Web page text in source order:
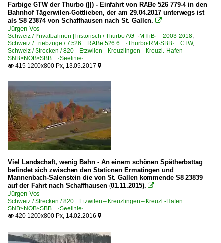
Farbige GTW der Thurbo (||) - Einfahrt von RABe 526 779-4 in den
Bahnhof Tägerwilen-Gottlieben, der am 29.04.2017 unterwegs ist
als S8 23874 von Schaffhausen nach St. Gallen. 
Jürgen Vos
Schweiz / Privatbahnen | historisch / Thurbo AG ·MThB· 2003-2018,
Schweiz / Triebzüge / 7 526 RABe 526.6 ·Thurbo·RM·SBB· GTW,
Schweiz / Strecken / 820 Etzwilen – Kreuzlingen – Kreuzl.-Hafen
SNB>NOB>SBB ·Seelinie·
 415 1200x800 Px, 13.05.2017 
Viel Landschaft, wenig Bahn - An einem schönen Spätherbsttag
befindet sich zwischen den Stationen Ermatingen und
Mannenbach-Salenstein die von St. Gallen kommende S8 23839
auf der Fahrt nach Schaffhausen (01.11.2015). 
Jürgen Vos
Schweiz / Strecken / 820 Etzwilen – Kreuzlingen – Kreuzl.-Hafen
SNB>NOB>SBB ·Seelinie·
 420 1200x800 Px, 14.02.2016 